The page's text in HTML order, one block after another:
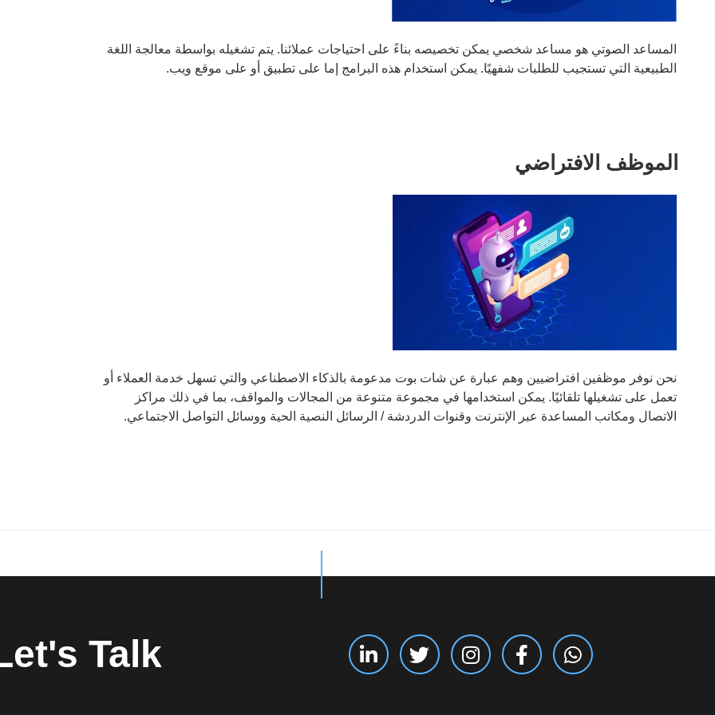
المساعد الصوتي هو مساعد شخصي يمكن تخصيصه بناءً على احتياجات عملائنا. يتم تشغيله بواسطة معالجة اللغة
الطبيعية التي تستجيب للطلبات شفهيًا. يمكن استخدام هذه البرامج إما على تطبيق أو على موقع ويب.
الموظف الافتراضي
نحن نوفر موظفين افتراضيين وهم عبارة عن شات بوت مدعومة بالذكاء الاصطناعي والتي تسهل خدمة العملاء أو
تعمل على تشغيلها تلقائيًا. يمكن استخدامها في مجموعة متنوعة من المجالات والمواقف، بما في ذلك مراكز
الاتصال ومكاتب المساعدة عبر الإنترنت وقنوات الدردشة / الرسائل النصية الحية ووسائل التواصل الاجتماعي.
Talk?